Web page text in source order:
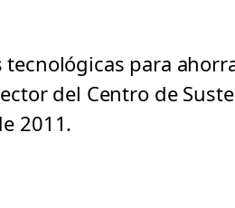
tecnológicas para
del Centro de
2011.